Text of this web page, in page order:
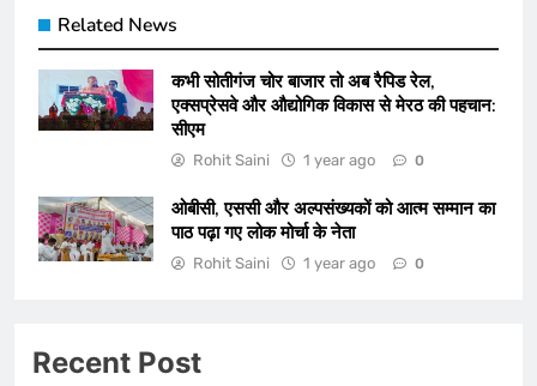
Related News
कभी सोतीगंज चोर बाजार तो अब रैपिड रेल,
एक्सप्रेसवे और औद्योगिक विकास से मेरठ की पहचान:
सीएम
Rohit Saini 1 year ago 0
ओबीसी, एससी और अल्पसंख्यकों को आत्म सम्मान का
पाठ पढ़ा गए लोक मोर्चा के नेता
Rohit Saini 1 year ago 0
Recent Post